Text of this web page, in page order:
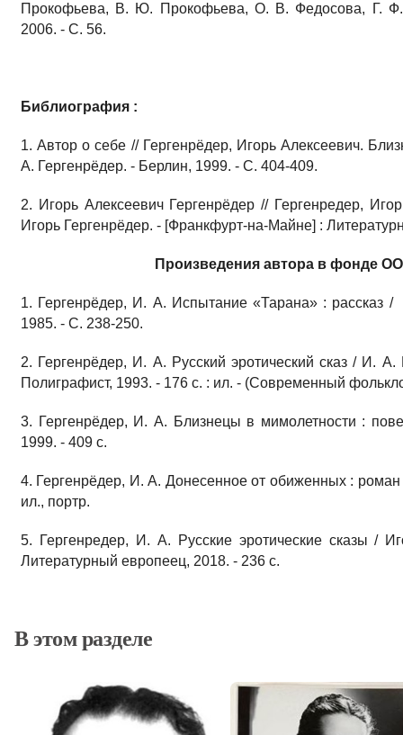
Прокофьева, В. Ю. Прокофьева, О. В. Федосова, Г. Ф.
2006. - С. 56.
Библиография :
1. Автор о себе // Гергенрёдер, Игорь Алексеевич.
А. Гергенрёдер. - Берлин, 1999. - С. 404-409.
2. Игорь Алексеевич Гергенрёдер // Гергенредер,
Игорь Гергенрёдер. - [Франкфурт-на-Майне] :
Произведения автора в фонде
1. Гергенрёдер, И. А. Испытание «Тарана» : рассказ
1985. - С. 238-250.
2. Гергенрёдер, И. А. Русский эротический сказ / И.
Полиграфист, 1993. - 176 с. : ил. - (Современный
3. Гергенрёдер, И. А. Близнецы в мимолетности :
1999. - 409 с.
4. Гергенрёдер, И. А. Донесенное от обиженных :
ил., портр.
5. Гергенредер, И. А. Русские эротические сказы /
Литературный европеец, 2018. - 236 с.
В этом разделе